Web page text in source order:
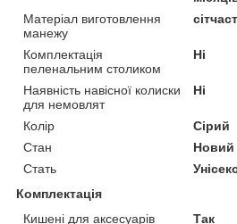
Матеріал виготовлення
манежу
Комплектація
пеленальним столиком
Ні
Наявність навісної колиски
для немовлят
Ні
Колір
Сірий
Стан
Новий
Стать
Комплектація
Кишені для аксесуарів
Так